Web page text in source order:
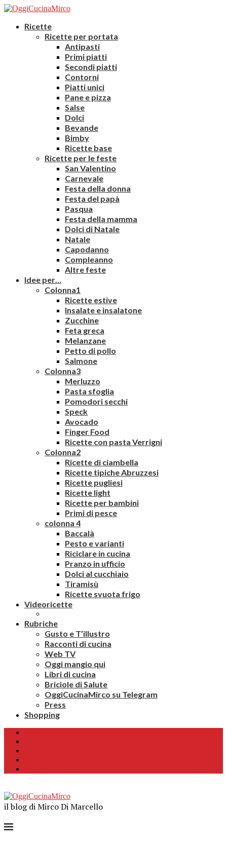
Ricette
Ricette per portata
Antipasti
Primi piatti
Secondi piatti
Contorni
Piatti unici
Pane e pizza
Salse
Dolci
Bevande
Bimby
Ricette base
Ricette per le feste
San Valentino
Carnevale
Festa della donna
Festa del papà
Pasqua
Festa della mamma
Dolci di Natale
Natale
Capodanno
Compleanno
Altre feste
Idee per…
Colonna1
Ricette estive
Insalate e insalatone
Zucchine
Feta greca
Melanzane
Petto di pollo
Salmone
Colonna3
Merluzzo
Pasta sfoglia
Pomodori secchi
Speck
Avocado
Finger Food
Ricette con pasta Verrigni
Colonna2
Ricette di ciambella
Ricette tipiche Abruzzesi
Ricette pugliesi
Ricette light
Ricette per bambini
Primi di pesce
colonna 4
Baccalà
Pesto e varianti
Riciclare in cucina
Pranzo in ufficio
Dolci al cucchiaio
Tiramisù
Ricette svuota frigo
Videoricette
Rubriche
Gusto e T’illustro
Racconti di cucina
Web TV
Oggi mangio qui
Libri di cucina
Briciole di Salute
OggiCucinaMirco su Telegram
Press
Shopping
il blog di Mirco Di Marcello